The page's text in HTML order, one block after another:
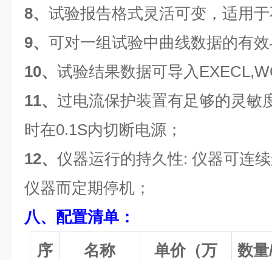
8、 试验报告格式灵活可变，适用
9、 可对一组试验中曲线数据的有
10、 试验结果数据可导入
11、 过电流保护装置有足够的灵敏
时在0.1S内切断电源；
12、 仪器运行的持久性: 仪器可连
仪器而定期停机；
八、配置清单：
序
名称
单价（万
数